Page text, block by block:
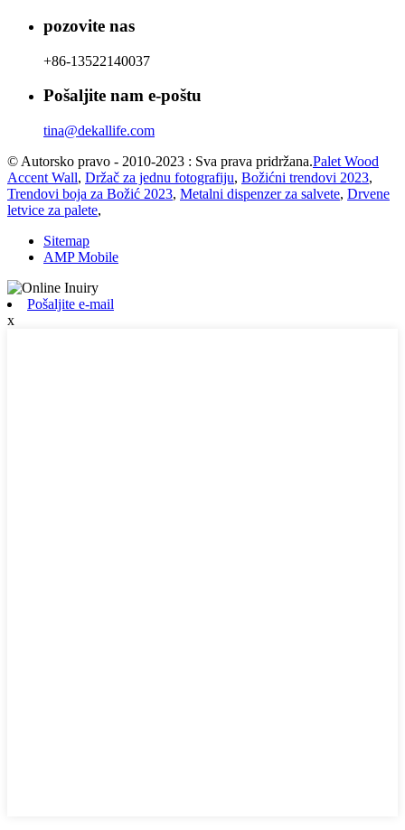
pozovite nas
+86-13522140037
Pošaljite nam e-poštu
tina@dekallife.com
© Autorsko pravo - 2010-2023 : Sva prava pridržana.Palet Wood
Accent Wall, Držač za jednu fotografiju, Božićni trendovi 2023,
Trendovi boja za Božić 2023, Metalni dispenzer za salvete, Drvene
letvice za palete,
Sitemap
AMP Mobile
Pošaljite e-mail
x